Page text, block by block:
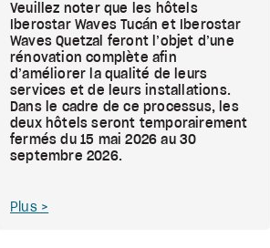
Veuillez noter que les hôtels
Iberostar Waves Tucán et Iberostar
Waves Quetzal feront l’objet d’une
rénovation complète afin
d’améliorer la qualité de leurs
services et de leurs installations.
Dans le cadre de ce processus, les
deux hôtels seront temporairement
fermés du 15 mai 2026 au 30
septembre 2026.
Plus